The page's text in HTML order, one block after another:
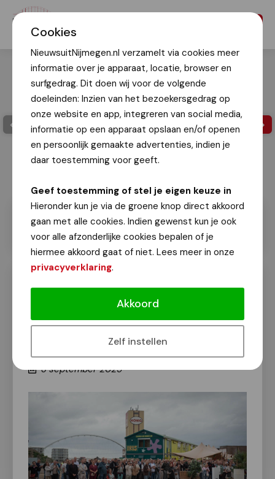
Cookies
NieuwsuitNijmegen.nl verzamelt via cookies meer
informatie over je apparaat, locatie, browser en
surfgedrag. Dit doen wij voor de volgende
doeleinden: Inzien van het bezoekersgedrag op
onze website en app, integreren van social media,
informatie op een apparaat opslaan en/of openen
en persoonlijk gemaakte advertenties, indien je
daar toestemming voor geeft.
Geef toestemming of stel je eigen keuze in
Hieronder kun je via de groene knop direct akkoord
gaan met alle cookies. Indien gewenst kun je ook
voor alle afzonderlijke cookies bepalen of je
hiermee akkoord gaat of niet. Lees meer in onze
privacyverklaring.
Akkoord
Zelf instellen
[Foto's] Gemeentelijke aandacht voor
nieuwbouwproject Iris in het
Waalfront
Van onze redactie | Fotograaf: Patricia van den
3 september 2025